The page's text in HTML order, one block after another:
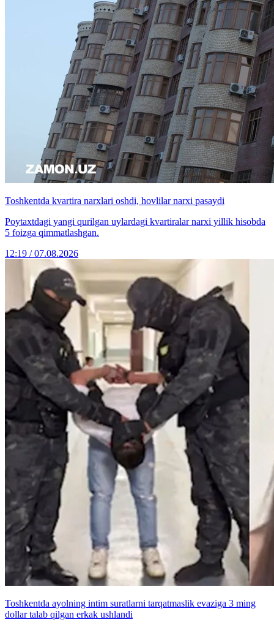
Toshkentda kvartira narxlari oshdi, hovlilar narxi pasaydi
Poytaxtdagi yangi qurilgan uylardagi kvartiralar narxi yillik hisobda
5 foizga qimmatlashgan.
12:19 / 07.08.2026
Toshkentda ayolning intim suratlarni tarqatmaslik evaziga 3 ming
dollar talab qilgan erkak ushlandi